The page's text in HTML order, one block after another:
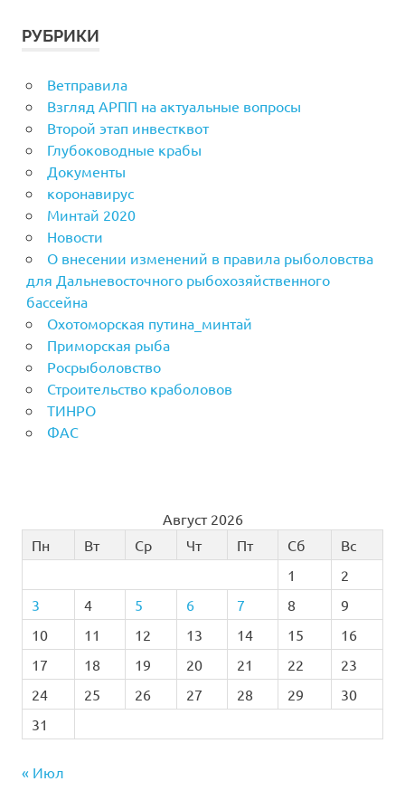
РУБРИКИ
Ветправила
Взгляд АРПП на актуальные вопросы
Второй этап инвестквот
Глубоководные крабы
Документы
коронавирус
Минтай 2020
Новости
О внесении изменений в правила рыболовства
для Дальневосточного рыбохозяйственного
бассейна
Охотоморская путина_минтай
Приморская рыба
Росрыболовство
Строительство краболовов
ТИНРО
ФАС
Август 2026
Пн
Вт Ср Чт Пт Сб
Вс
1
2
3
4 5 6 7 8
9
10
11 12 13 14 15
16
17
18 19 20 21 22
23
24
25 26 27 28 29
30
31
« Июл